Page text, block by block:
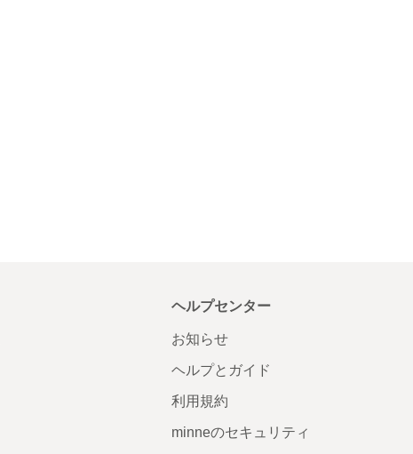
ヘルプセンター
お知らせ
ヘルプとガイド
利用規約
minneのセキュリティ